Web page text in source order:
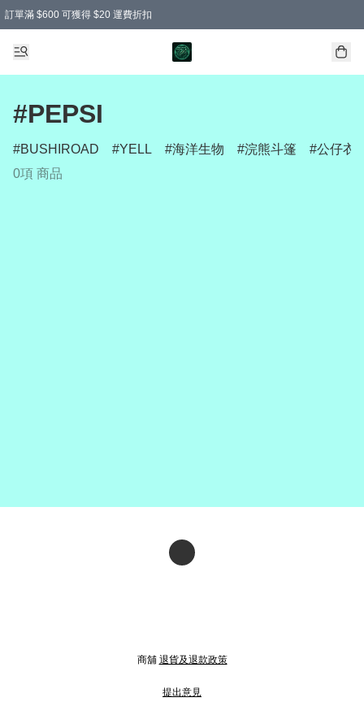
訂單滿 $600 可獲得 $20 運費折扣
#PEPSI
BUSHIROAD YELL 海洋生物 浣熊斗篷
公仔衣
0項 商品
商舖 退貨及退款政策
提出意見